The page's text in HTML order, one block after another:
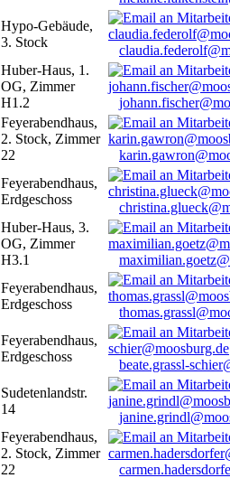
Hypo-Gebäude,
3. Stock
Huber-Haus, 1.
OG, Zimmer
H1.2
Feyerabendhaus,
2. Stock, Zimmer
22
Feyerabendhaus,
Erdgeschoss
Huber-Haus, 3.
OG, Zimmer
H3.1
Feyerabendhaus,
Erdgeschoss
Feyerabendhaus,
Erdgeschoss
beate.grassl-
Sudetenlandstr.
14
Feyerabendhaus,
2. Stock, Zimmer
22